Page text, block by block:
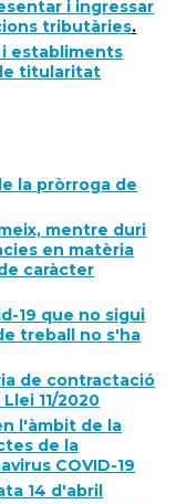
i ingressar
tributàries.
i establiments
titularitat
la pròrroga de
mentre duri
en matèria
caràcter
19 que no sigui
treball no s'ha
de contractació
11/2020
l'àmbit de la
de la
COVID-19
14 d'abril